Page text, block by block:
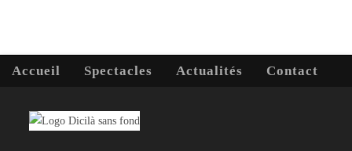
onglet
onglet
Accueil Spectacles Actualités Contact